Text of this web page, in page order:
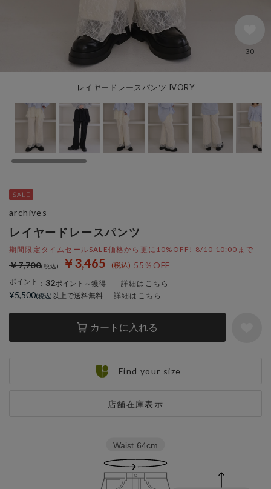
レイヤードレースパンツ IVORY
30
レイヤードレースパンツ
期間限定タイムセールSALE価格から更に10%OFF! 8/10 10:00まで
￥3,465 55％OFF
￥7,700
ポイント ： 32ポイント～獲得 詳細はこちら
カートに入れる
店舗在庫表示
archives
¥5,500 以上で送料無料 詳細はこちら
Find your size
Waist 64cm